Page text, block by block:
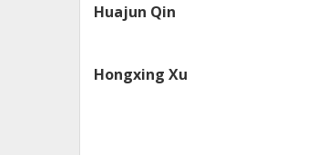
Huajun Qin
Hongxing Xu